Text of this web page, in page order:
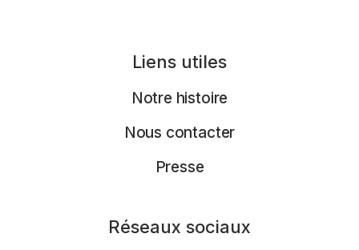
Liens utiles
Notre histoire
Nous contacter
Presse
Réseaux sociaux